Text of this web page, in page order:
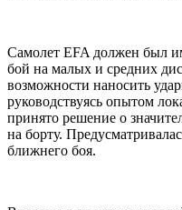
Самолет EFA должен был
бой на малых и средних
возможности наносить
руководствуясь опытом
принято решение о
на борту.
ближнего боя.